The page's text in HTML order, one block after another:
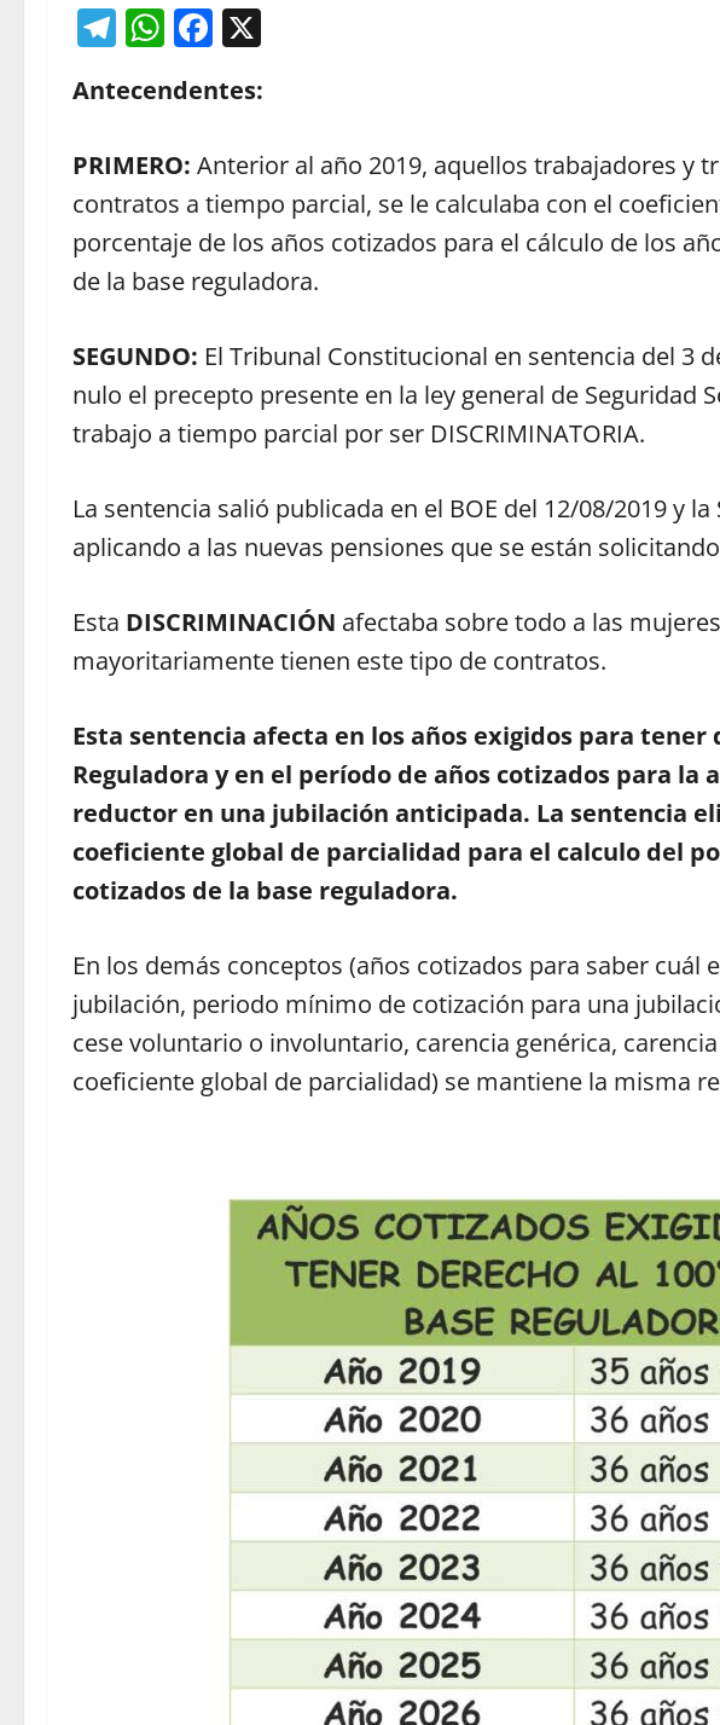
Telegram
WhatsApp
Facebook
Antecendentes:
PRIMERO: Anterior al año 2019, aquellos trabajadores y
contratos a tiempo parcial, se le calculaba con el
porcentaje de los años cotizados para el cálculo de los
de la base reguladora.
SEGUNDO: El Tribunal Constitucional en sentencia del 3
nulo el precepto presente en la ley general de Seguridad
trabajo a tiempo parcial por ser DISCRIMINATORIA.
La sentencia salió publicada en el BOE del 12/08/2019 y
aplicando a las nuevas pensiones que se están
Esta DISCRIMINACIÓN afectaba sobre todo a las
mayoritariamente tienen este tipo de contratos.
Esta sentencia afecta en los años exigidos para tener
Reguladora y en el período de años cotizados para la
reductor en una jubilación anticipada. La sentencia
coeficiente global de parcialidad para el calculo del
cotizados de la base reguladora.
En los demás conceptos (años cotizados para saber cuál
jubilación, periodo mínimo de cotización para una
cese voluntario o involuntario, carencia genérica,
coeficiente global de parcialidad) se mantiene la misma